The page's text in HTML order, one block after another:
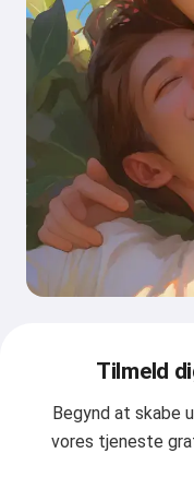
Tilmeld
Begynd at skabe
vores tjeneste